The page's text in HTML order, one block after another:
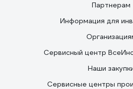
Партнерам
Информация для
Сервисный центр
Наши
Сервисные центры